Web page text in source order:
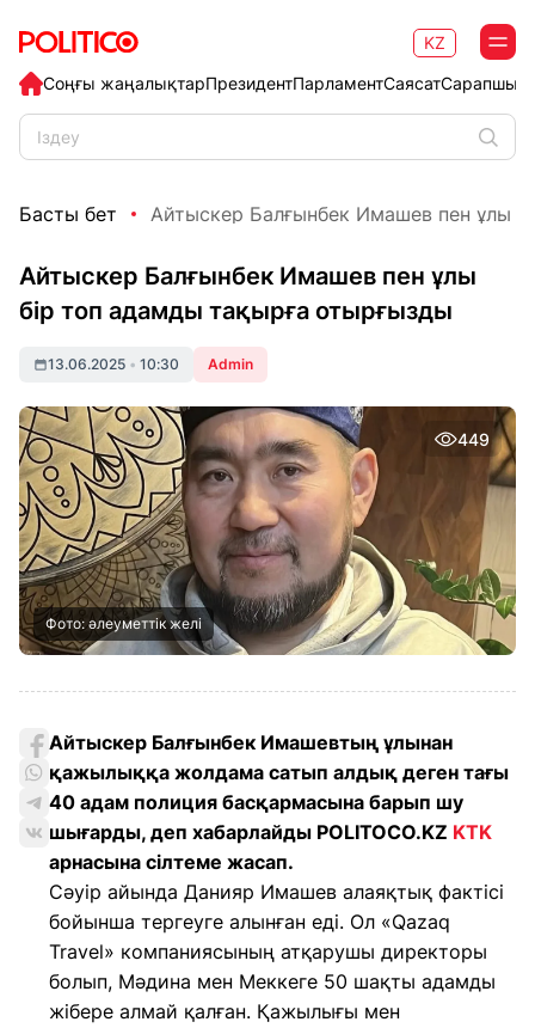
Соңғы жаңалықтарПрезидентПарламентСаясат
KZ
Басты бет Айтыскер Балғынбек Имашев пен ұлы
Айтыскер Балғынбек Имашев пен ұлы
бір топ адамды тақырға отырғызды
13.06.2025 • 10:30 Admin
449
Фото: әлеуметтік желі
Айтыскер Балғынбек Имашевтың ұлынан
қажылыққа жолдама сатып алдық деген тағы
40 адам полиция басқармасына барып шу
шығарды, деп хабарлайды POLITOCO.KZ KTK
арнасына сілтеме жасап.
Сәуір айында Данияр Имашев алаяқтық фактісі
бойынша тергеуге алынған еді. Ол «Qazaq
Travel» компаниясының атқарушы директоры
болып, Мәдина мен Меккеге 50 шақты адамды
жібере алмай қалған. Қажылығы мен